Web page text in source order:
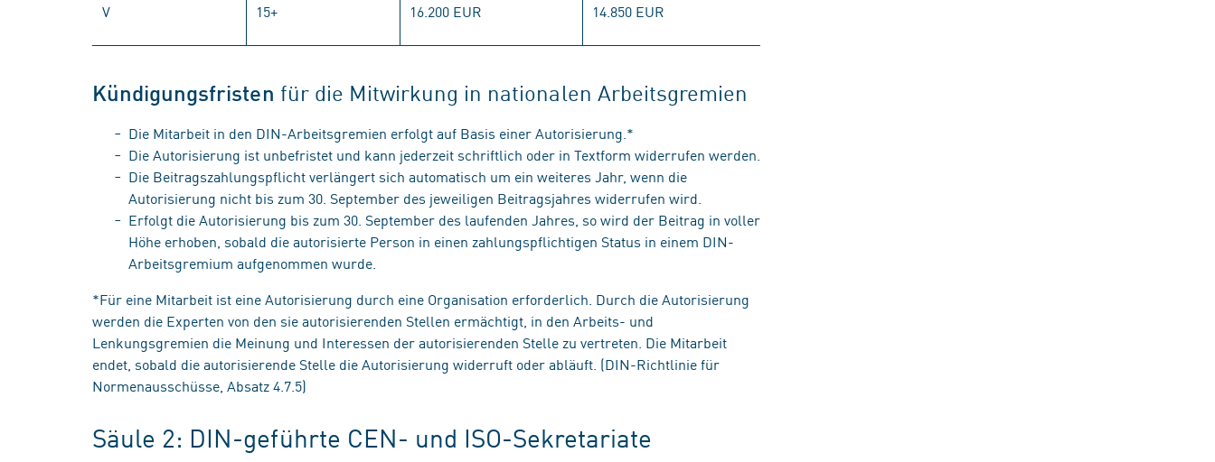
V 15+ 16.200 EUR 14.850 EUR
Kündigungsfristen für die Mitwirkung in nationalen Arbeitsgremien
Die Mitarbeit in den DIN-Arbeitsgremien erfolgt auf Basis einer Autorisierung.*
Die Autorisierung ist unbefristet und kann jederzeit schriftlich oder in Textform widerrufen werden.
Die Beitragszahlungspflicht verlängert sich automatisch um ein weiteres Jahr, wenn die
Autorisierung nicht bis zum 30. September des jeweiligen Beitragsjahres widerrufen wird.
Erfolgt die Autorisierung bis zum 30. September des laufenden Jahres, so wird der Beitrag in voller
Höhe erhoben, sobald die autorisierte Person in einen zahlungspflichtigen Status in einem DIN-
Arbeitsgremium aufgenommen wurde.
*Für eine Mitarbeit ist eine Autorisierung durch eine Organisation erforderlich. Durch die Autorisierung
werden die Experten von den sie autorisierenden Stellen ermächtigt, in den Arbeits- und
Lenkungsgremien die Meinung und Interessen der autorisierenden Stelle zu vertreten. Die Mitarbeit
endet, sobald die autorisierende Stelle die Autorisierung widerruft oder abläuft. (DIN-Richtlinie für
Normenausschüsse, Absatz 4.7.5)
Säule 2: DIN-geführte CEN- und ISO-Sekretariate